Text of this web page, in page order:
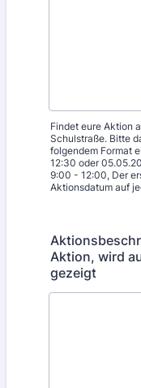
Findet eure Aktion
Schulstraße. Bitte
folgendem Format
12:30 oder
9:00 - 12:00, Der
Aktionsdatum auf
Aktion, wird
gezeigt